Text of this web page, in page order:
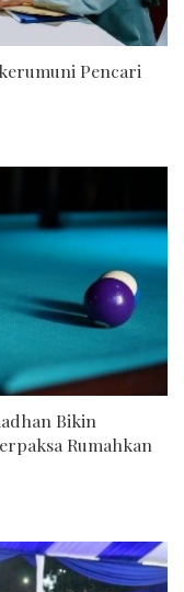
Pencari
Bikin
Rumahkan